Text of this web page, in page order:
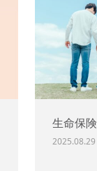
生命保険
2025.08.29